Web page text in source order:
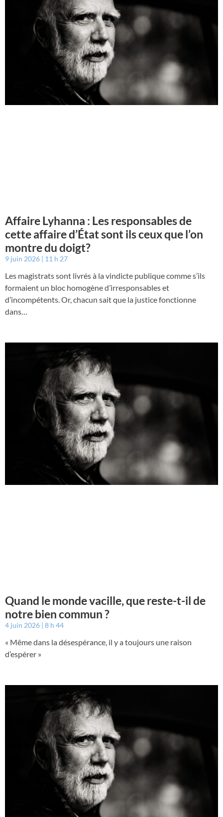
Affaire Lyhanna : Les responsables de
cette affaire d’État sont ils ceux que l’on
montre du doigt?
9 juin 2026 11 h 27
Les magistrats sont livrés à la vindicte publique comme s’ils
formaient un bloc homogène d’irresponsables et
d’incompétents. Or, chacun sait que la justice fonctionne
dans…
Quand le monde vacille, que reste-t-il de
notre bien commun ?
4 juin 2026 8 h 44
« Même dans la désespérance, il y a toujours une raison
d’espérer »